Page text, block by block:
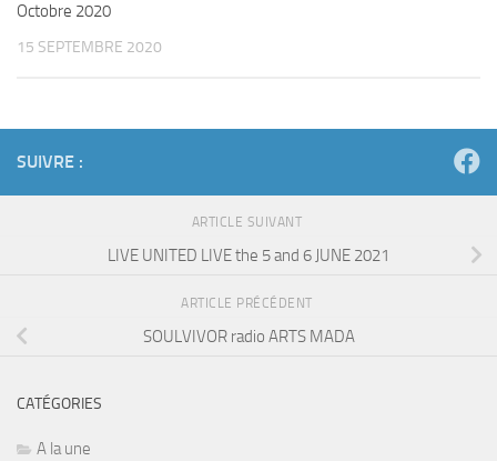
Octobre 2020
15 SEPTEMBRE 2020
SUIVRE :
ARTICLE SUIVANT
LIVE UNITED LIVE the 5 and 6 JUNE 2021
ARTICLE PRÉCÉDENT
SOULVIVOR radio ARTS MADA
CATÉGORIES
A la une